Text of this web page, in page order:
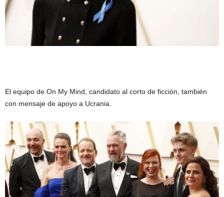
El equipo de On My Mind, candidato al corto de ficción, también
con mensaje de apoyo a Ucrania.